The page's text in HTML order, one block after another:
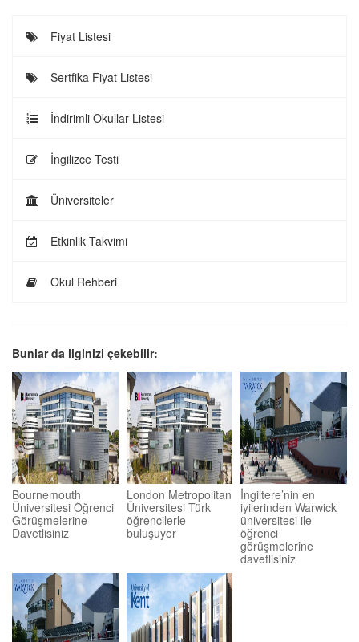
Fiyat Listesi
Sertfika Fiyat Listesi
İndirimli Okullar Listesi
İngilizce Testi
Üniversiteler
Etkinlik Takvimi
Okul Rehberi
Bunlar da ilginizi çekebilir:
Bournemouth
Üniversitesi Öğrenci
Görüşmelerine
Davetlisiniz
London Metropolitan
Üniversitesi Türk
öğrencilerle
buluşuyor
İngiltere’nin en
iyilerinden Warwick
üniversitesi ile
öğrenci
görüşmelerine
davetlisiniz